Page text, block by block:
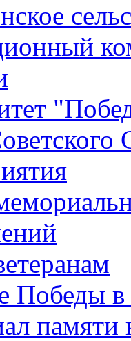
Победы
памяти